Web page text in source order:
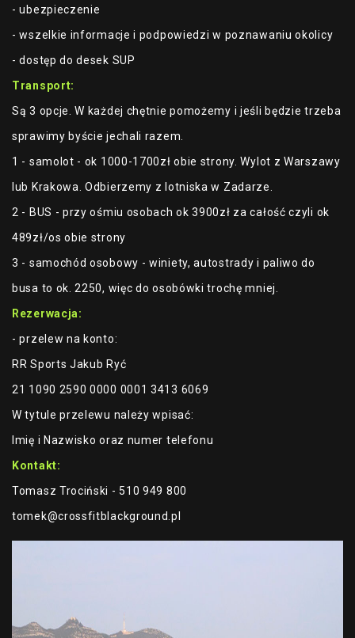
- ubezpieczenie
- wszelkie informacje i podpowiedzi w poznawaniu okolicy
- dostęp do desek SUP
Transport:
Są 3 opcje. W każdej chętnie pomożemy i jeśli będzie trzeba
sprawimy byście jechali razem.
1 - samolot - ok 1000-1700zł obie strony. Wylot z Warszawy
lub Krakowa. Odbierzemy z lotniska w Zadarze.
2 - BUS - przy ośmiu osobach ok 3900zł za całość czyli ok
489zł/os obie strony
3 - samochód osobowy - winiety, autostrady i paliwo do
busa to ok. 2250, więc do osobówki trochę mniej.
Rezerwacja:
- przelew na konto:
RR Sports Jakub Ryć
21 1090 2590 0000 0001 3413 6069
W tytule przelewu należy wpisać:
Imię i Nazwisko oraz numer telefonu
Kontakt:
Tomasz Trociński - 510 949 800
tomek@crossfitblackground.pl